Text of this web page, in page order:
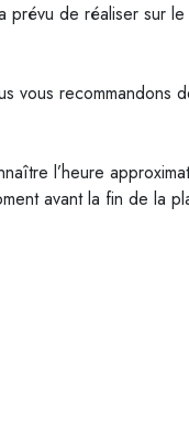
de réaliser sur
vous
l’heure
avant la fin de la